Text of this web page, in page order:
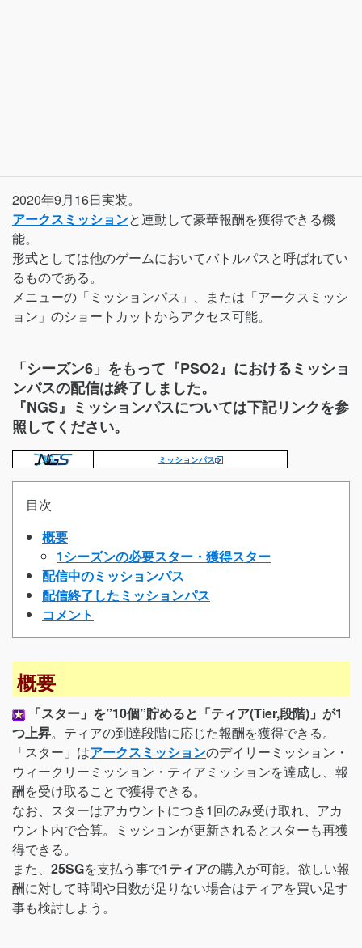
2020年9月16日実装。
アークスミッションと連動して豪華報酬を獲得できる機
能。
形式としては他のゲームにおいてバトルパスと呼ばれてい
るものである。
メニューの「ミッションパス」、または「アークスミッシ
ョン」のショートカットからアクセス可能。
「シーズン6」をもって『PSO2』におけるミッショ
ンパスの配信は終了しました。
『NGS』ミッションパスについては下記リンクを参
照してください。
ミッションパス
目次
概要
1シーズンの必要スター・獲得スター
配信中のミッションパス
配信終了したミッションパス
コメント
概要
「スター」を”10個”貯めると「ティア(Tier,段階)」が1
つ上昇。ティアの到達段階に応じた報酬を獲得できる。
「スター」はアークスミッションのデイリーミッション・
ウィークリーミッション・ティアミッションを達成し、報
酬を受け取ることで獲得できる。
なお、スターはアカウントにつき1回のみ受け取れ、アカ
ウント内で合算。ミッションが更新されるとスターも再獲
得できる。
また、 25SGを支払う事で1ティアの購入が可能。欲しい報
酬に対して時間や日数が足りない場合はティアを買い足す
事も検討しよう。